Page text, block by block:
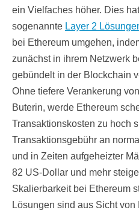
ein Vielfaches höher. Dies
sogenannte Layer 2
bei Ethereum umgehen,
zunächst in ihrem Netzwerk
gebündelt in der Blockchain
Ohne tiefere Verankerung
Buterin, werde Ethereum
Transaktionskosten zu hoch
Transaktionsgebühr an
und in Zeiten aufgeheizter
82 US-Dollar und mehr
Skalierbarkeit bei Ethereum
Lösungen sind aus Sicht